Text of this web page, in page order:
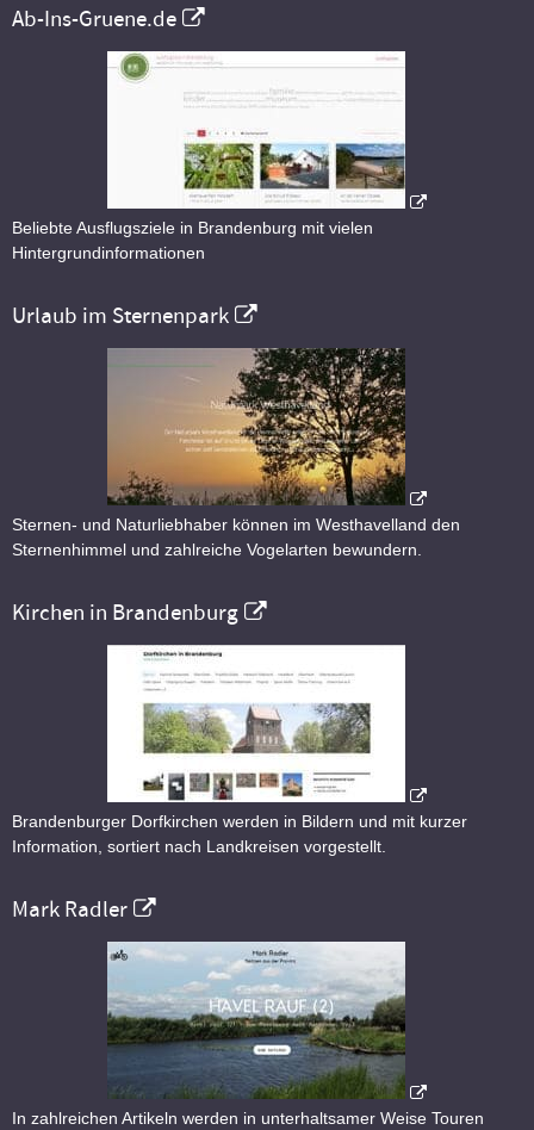
Ab-Ins-Gruene.de
Beliebte Ausflugsziele in Brandenburg mit vielen
Hintergrundinformationen
Urlaub im Sternenpark
Sternen- und Naturliebhaber können im Westhavelland den
Sternenhimmel und zahlreiche Vogelarten bewundern.
Kirchen in Brandenburg
Brandenburger Dorfkirchen werden in Bildern und mit kurzer
Information, sortiert nach Landkreisen vorgestellt.
Mark Radler
In zahlreichen Artikeln werden in unterhaltsamer Weise Touren